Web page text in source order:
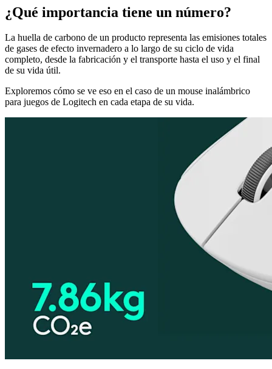
¿Qué importancia tiene un número?
La huella de carbono de un producto representa las emisiones totales
de gases de efecto invernadero a lo largo de su ciclo de vida
completo, desde la fabricación y el transporte hasta el uso y el final
de su vida útil.
Exploremos cómo se ve eso en el caso de un mouse inalámbrico
para juegos de Logitech en cada etapa de su vida.